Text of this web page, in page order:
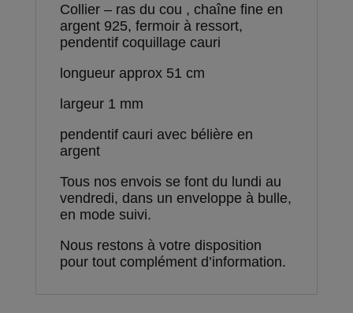
Collier – ras du cou , chaîne fine en
argent 925, fermoir à ressort,
pendentif coquillage cauri
longueur approx 51 cm
largeur 1 mm
pendentif cauri avec bélière en
argent
Tous nos envois se font du lundi au
vendredi, dans un enveloppe à bulle,
en mode suivi.
Nous restons à votre disposition
pour tout complément d’information.